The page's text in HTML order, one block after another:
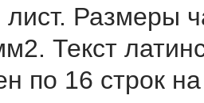
Размеры
Текст
по 16 строк